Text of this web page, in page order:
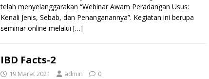
telah menyelanggarakan “Webinar Awam Peradangan Usus:
Kenali Jenis, Sebab, dan Penanganannya”. Kegiatan ini berupa
seminar online melalui […]
IBD Facts-2
19 Maret 2021 admin 0